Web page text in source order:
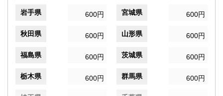
岩手県 600円 宮城県 600円
秋田県 600円 山形県 600円
福島県 600円 茨城県 600円
栃木県 600円 群馬県 600円